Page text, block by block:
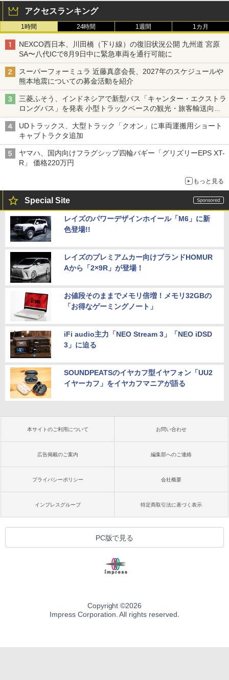
アクセスランキング
1時間 24時間 1週間 1カ月
NEXCO西日本、川田橋（下り線）の復旧状況公開 九州道 宮原
SA〜八代ICで8月9日中に緊急車両を通行可能に
スーパーフォーミュラ 近藤真彦会長、2027年のスケジュールや
熊本地震についての募金活動を紹介
三菱ふそう、インドネシアで新型バス「キャンター・エクストラ
ロングバス」を発表 小型トラックベースの観光・旅客輸送向け
バス
UDトラックス、大型トラック「クオン」に車両運搬用ショート
キャブトラクタ追加
ヤマハ、国内向けフラグシップ四輪バギー「グリズリーEPS XT-
R」 価格220万円
もっと見る
Special Site
レイズのパワーデザインホイール「M6」に新
色登場!!
レイズのプレミアムカー向けブランドHOMUR
Aから「2×9R」が登場！
お値段そのままでメモリ倍増！メモリ32GBの
「お得なゲーミングノート」
iFi audio主力「NEO Stream 3」「NEO iDSD
3」に迫る
SOUNDPEATSのイヤカフ型イヤフォン「UU2
イヤーカフ」をイヤカフマニアが語る
本サイトのご利用について お問い合わせ
広告掲載のご案内 編集部へのご連絡
プライバシーポリシー 会社概要
インプレスグループ 特定商取引法に基づく表示
PC版で見る
Copyright ©2026
Impress Corporation. All rights reserved.